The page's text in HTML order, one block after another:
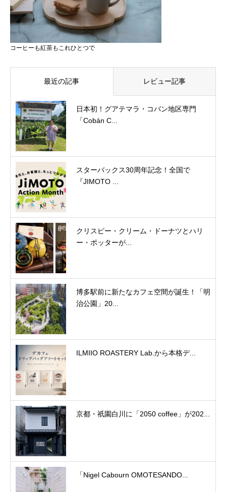
コーヒーも紅茶もこれひとつで
最近の記事 レビュー記事
日本初！グアテマラ・コバン地区専門
「Cobán C...
スターバックス30周年記念！全国で
『JIMOTO ...
クリスピー・クリーム・ドーナツとハリ
ー・ポッターが...
博多駅前に新たなカフェ空間が誕生！「明
治公園」20...
ILMIIO ROASTERY Lab.から本格デ...
京都・祇園白川に「2050 coffee」が202...
「Nigel Cabourn OMOTESANDO...